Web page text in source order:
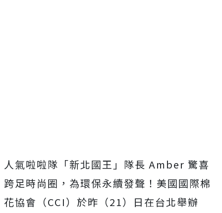
人氣啦啦隊「新北國王」隊長 Amber 驚喜
跨足時尚圈，為環保永續發聲！美國國際棉
花協會（CCI） 於昨（21）
日在台北舉辦